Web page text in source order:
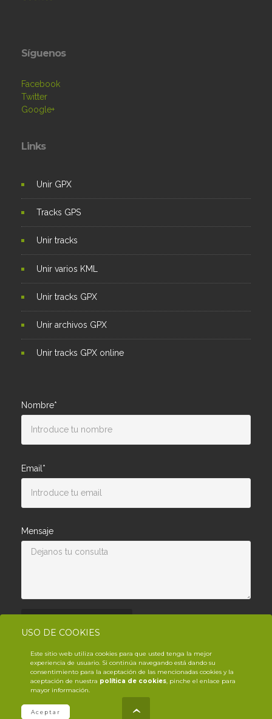
USO DE COOKIES
Este sitio web utiliza cookies para que usted tenga la mejor
experiencia de usuario. Si continúa navegando está dando su
consentimiento para la aceptación de las mencionadas cookies y la
aceptación de nuestra política de cookies, pinche el enlace para
mayor información.
Aceptar
Síguenos
Facebook
Twitter
Google+
Links
Unir GPX
Tracks GPS
Unir tracks
Unir varios KML
Unir tracks GPX
Unir archivos GPX
Unir tracks GPX online
Nombre*
Email*
Mensaje
© Copyright YouTrack